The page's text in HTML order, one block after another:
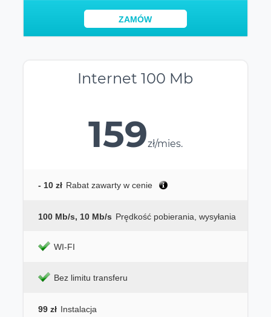
ZAMÓW
Internet 100 Mb
159zł/mies.
- 10 zł Rabat zawarty w cenie
100 Mb/s, 10 Mb/s Prędkość pobierania, wysyłania
WI-FI
Bez limitu transferu
99 zł Instalacja